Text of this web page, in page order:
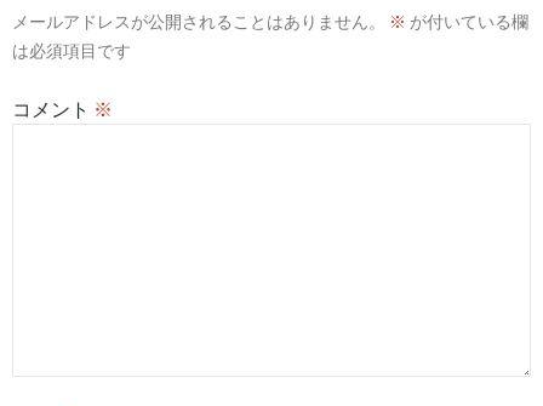
メールアドレスが公開されることはありません。 ※ が付いている欄
は必須項目です
コメント ※